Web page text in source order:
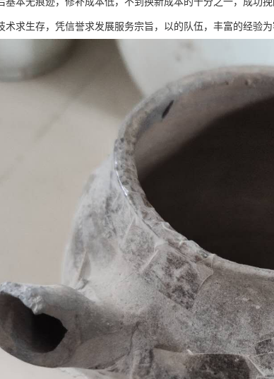
术求生存，凭信誉求发展服务宗旨，以的队伍，丰富的经验为